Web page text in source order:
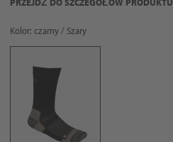
Kolor: czarny / Szary